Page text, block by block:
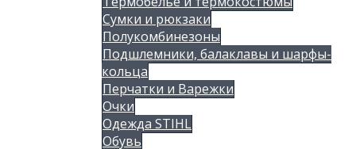
Сумки и рюкзаки
Полукомбинезоны
Подшлемники, балаклавы и шарфы-
кольца
Перчатки и Варежки
Очки
Одежда STIHL
Обувь